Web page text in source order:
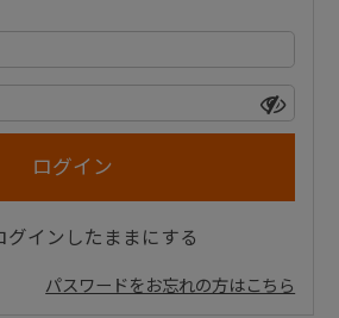
グインしたままにする
パスワードをお忘れの方はこちら